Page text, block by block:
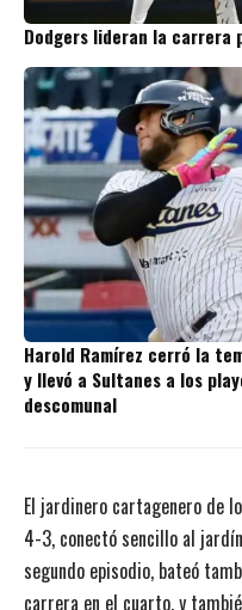
Dodgers lideran la carrera
Harold Ramírez cerró la
y llevó a Sultanes a los
descomunal
El jardinero cartagenero de
4-3, conectó sencillo al
segundo episodio, bateó
carrera en el cuarto, y